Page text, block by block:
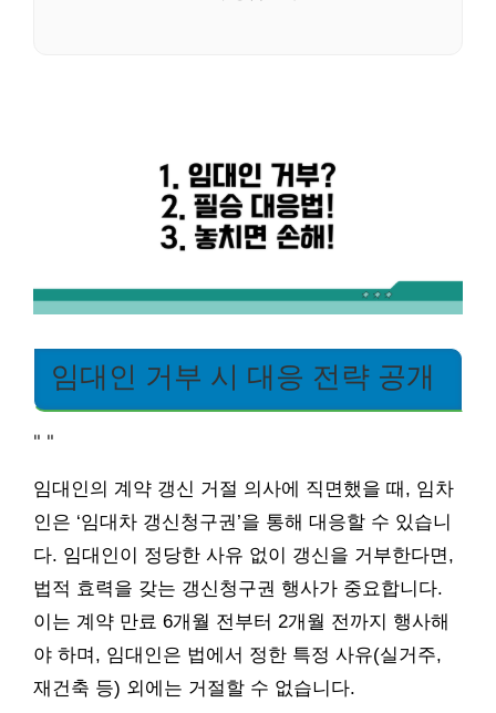
임대인 거부 시 대응 전략 공개
" "
임대인의 계약 갱신 거절 의사에 직면했을 때, 임차
인은 ‘임대차 갱신청구권’을 통해 대응할 수 있습니
다. 임대인이 정당한 사유 없이 갱신을 거부한다면,
법적 효력을 갖는 갱신청구권 행사가 중요합니다.
이는 계약 만료 6개월 전부터 2개월 전까지 행사해
야 하며, 임대인은 법에서 정한 특정 사유(실거주,
재건축 등) 외에는 거절할 수 없습니다.